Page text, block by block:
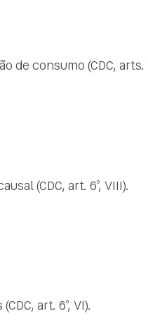
consumo (CDC, arts.
(CDC, art. 6º, VIII).
art. 6º, VI).